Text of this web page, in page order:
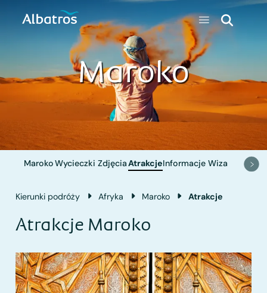
Maroko
MarokoWycieczki ZdjęciaAtrakcjeInformacje Wiza
Kierunki podróży Afryka Maroko Atrakcje
Atrakcje Maroko